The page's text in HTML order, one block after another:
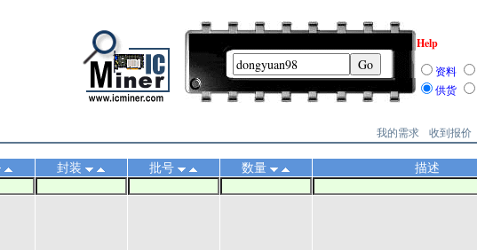
Help
资料
供货
我的需求 收到报价
封装 批号 数量 描述